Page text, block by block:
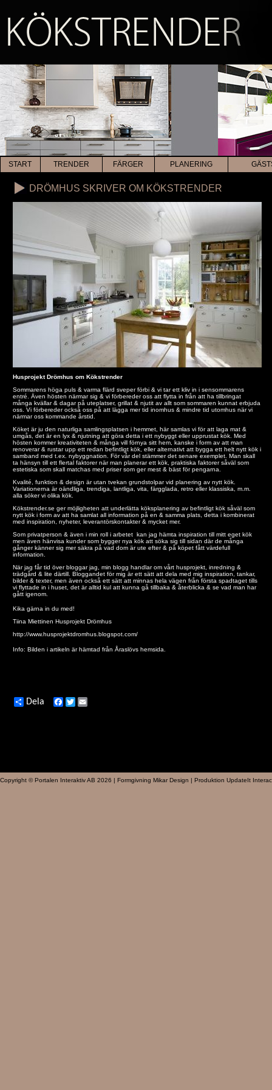
START TRENDER FÄRGER PLANERING
DRÖMHUS SKRIVER OM KÖKSTRENDER
Husprojekt Drömhus om Kökstrender
Sommarens höga puls & varma flärd sveper förbi & vi tar ett kliv in i sensommarens
entré. Även hösten närmar sig & vi förbereder oss att flytta in från att ha tillbringat
många kvällar & dagar på uteplatser, grillat & njutit av allt som sommaren kunnat erbjuda
oss. Vi förbereder också oss på att lägga mer tid inomhus & mindre tid utomhus när vi
närmar oss kommande årstid.
Köket är ju den naturliga samlingsplatsen i hemmet, här samlas vi för att laga mat &
umgås, det är en lyx & njutning att göra detta i ett nybyggt eller upprustat kök. Med
hösten kommer kreativiteten & många vill förnya sitt hem, kanske i form av att man
renoverar & rustar upp ett redan befintligt kök, eller alternativt att bygga ett helt nytt kök i
samband med t.ex. nybyggnation. För vår del stämmer det senare exemplet. Man skall
ta hänsyn till ett flertal faktorer när man planerar ett kök, praktiska faktorer såväl som
estetiska som skall matchas med priser som ger mest & bäst för pengarna.
Kvalité, funktion & design är utan tvekan grundstolpar vid planering av nytt kök.
Variationerna är oändliga, trendiga, lantliga, vita, färgglada, retro eller klassiska, m.m.
alla söker vi olika kök.
Kökstrender.se ger möjligheten att underlätta köksplanering av befintligt kök såväl som
nytt kök i form av att ha samlat all information på en & samma plats, detta i kombinerat
med inspiration, nyheter, leverantörskontakter & mycket mer.
Som privatperson & även i min roll i arbetet kan jag hämta inspiration till mitt eget kök
men även hänvisa kunder som bygger nya kök att söka sig till sidan där de många
gånger känner sig mer säkra på vad dom är ute efter & på köpet fått värdefull
information.
När jag får tid över bloggar jag, min blogg handlar om vårt husprojekt, inredning &
trädgård & lite därtill. Bloggandet för mig är ett sätt att dela med mig inspiration, tankar,
bilder & texter, men även också ett sätt att minnas hela vägen från första spadtaget tills
vi flyttade in i huset, det är alltid kul att kunna gå tillbaka & återblicka & se vad man har
gått igenom.
Kika gärna in du med!
Tiina Miettinen Husprojekt Drömhus
http://www.husprojektdromhus.blogspot.com/
Info: Bilden i artikeln är hämtad från Åraslövs hemsida.
Dela Facebook
Twitter
Copyright © Portalen Interaktiv AB 2026 | Formgivning Mikar Design | Produktion UpdateIt